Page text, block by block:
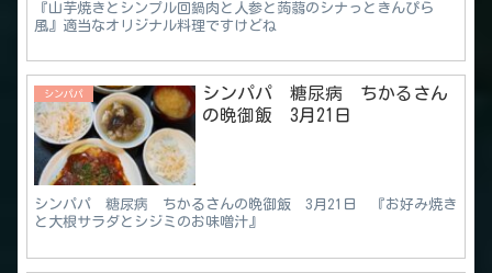
『山芋焼きとシンプル回鍋肉と人参と蒟蒻のシナっときんぴら
風』適当なオリジナル料理ですけどね
シンパパ
シンパパ 糖尿病 ちかるさん
の晩御飯 3月21日
シンパパ 糖尿病 ちかるさんの晩御飯 3月21日 『お好み焼き
と大根サラダとシジミのお味噌汁』